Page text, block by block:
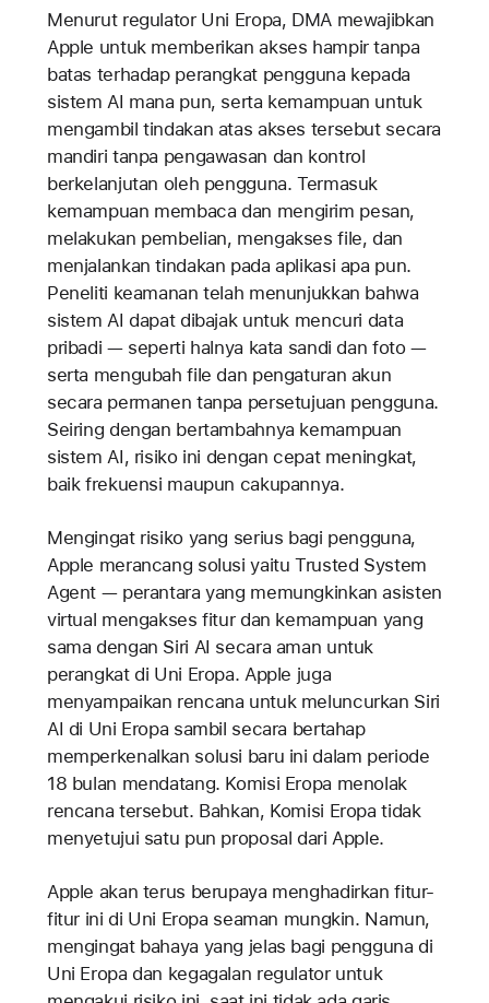
Menurut regulator Uni Eropa, DMA mewajibkan
Apple untuk memberikan akses hampir tanpa
batas terhadap perangkat pengguna kepada
sistem AI mana pun, serta kemampuan untuk
mengambil tindakan atas akses tersebut secara
mandiri tanpa pengawasan dan kontrol
berkelanjutan oleh pengguna. Termasuk
kemampuan membaca dan mengirim pesan,
melakukan pembelian, mengakses file, dan
menjalankan tindakan pada aplikasi apa pun.
Peneliti keamanan telah menunjukkan bahwa
sistem AI dapat dibajak untuk mencuri data
pribadi — seperti halnya kata sandi dan foto —
serta mengubah file dan pengaturan akun
secara permanen tanpa persetujuan pengguna.
Seiring dengan bertambahnya kemampuan
sistem AI, risiko ini dengan cepat meningkat,
baik frekuensi maupun cakupannya.
Mengingat risiko yang serius bagi pengguna,
Apple merancang solusi yaitu Trusted System
Agent — perantara yang memungkinkan asisten
virtual mengakses fitur dan kemampuan yang
sama dengan Siri AI secara aman untuk
perangkat di Uni Eropa. Apple juga
menyampaikan rencana untuk meluncurkan Siri
AI di Uni Eropa sambil secara bertahap
memperkenalkan solusi baru ini dalam periode
18 bulan mendatang. Komisi Eropa menolak
rencana tersebut. Bahkan, Komisi Eropa tidak
menyetujui satu pun proposal dari Apple.
Apple akan terus berupaya menghadirkan fitur-
fitur ini di Uni Eropa seaman mungkin. Namun,
mengingat bahaya yang jelas bagi pengguna di
Uni Eropa dan kegagalan regulator untuk